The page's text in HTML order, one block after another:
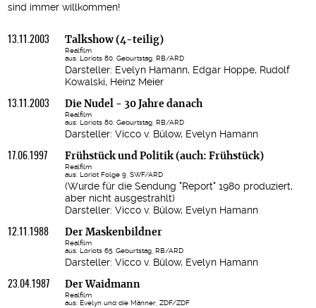
sind immer willkommen!
13.11.2003 Talkshow (4-teilig)
Realfilm
aus: Loriots 80. Geburtstag, RB/ARD
Darsteller: Evelyn Hamann, Edgar Hoppe, Rudolf
Kowalski, Heinz Meier
13.11.2003 Die Nudel - 30 Jahre danach
Realfilm
aus: Loriots 80. Geburtstag, RB/ARD
Darsteller: Vicco v. Bülow, Evelyn Hamann
17.06.1997 Frühstück und Politik (auch: Frühstück)
Realfilm
aus: Loriot Folge 9, SWF/ARD
(Wurde für die Sendung "Report" 1980 produziert,
aber nicht ausgestrahlt)
Darsteller: Vicco v. Bülow, Evelyn Hamann
12.11.1988 Der Maskenbildner
Realfilm
aus: Loriots 65. Geburtstag, RB/ARD
Darsteller: Vicco v. Bülow, Evelyn Hamann
23.04.1987 Der Waidmann
Realfilm
aus: Evelyn und die Männer, ZDF/ZDF